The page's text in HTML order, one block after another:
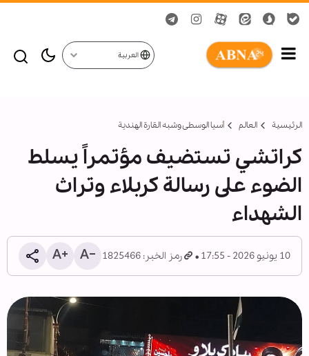
العربية
الرئيسية العالم أسیا الوسطی وشبه القارة الهندية
كراتشي تستضیف مؤتمراً يسلط
الضوء على رسالة كربلاء وتراث
الشهداء
10 يونيو 2026 - 17:55 رمز الخبر: 1825466